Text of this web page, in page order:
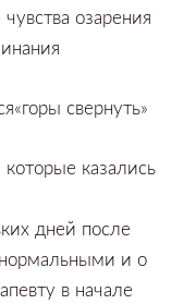
чувства озарения
свернуть»
казались
дней после
и о
в начале